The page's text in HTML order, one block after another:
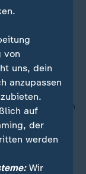
CSU-Basis
Zum
von
uns, dein
anzupassen
auf
der
werden
Wir